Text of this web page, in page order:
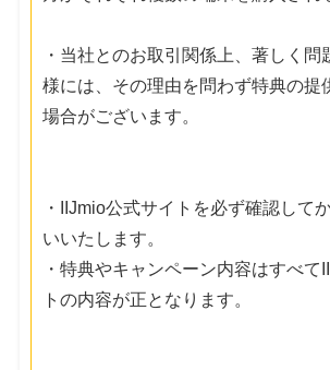
・当社とのお取引関係上、著しく問
様には、その理由を問わず特典の提
場合がございます。
・IIJmio公式サイトを必ず確認して
いいたします。
・特典やキャンペーン内容はすべて
トの内容が正となります。